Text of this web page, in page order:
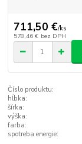
711,50 €/ks
578,46 € bez DPH
Číslo produktu:
hĺbka:
šírka:
výška:
farba:
spotreba energie: